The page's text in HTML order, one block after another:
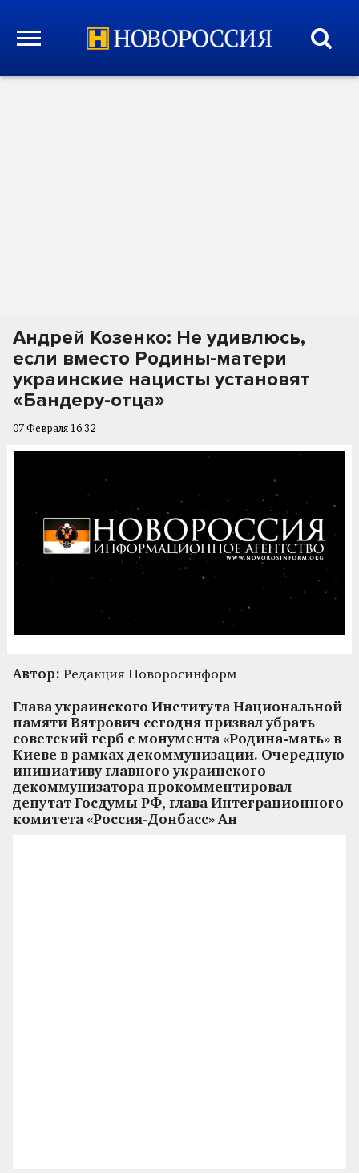
Андрей Козенко: Не удивлюсь,
если вместо Родины-матери
украинские нацисты установят
«Бандеру-отца»
07 Февраля 16:32
Автор: Редакция Новоросинформ
Глава украинского Института Национальной
памяти Вятрович сегодня призвал убрать
советский герб с монумента «Родина-мать» в
Киеве в рамках декоммунизации. Очередную
инициативу главного украинского
декоммунизатора прокомментировал
депутат Госдумы РФ, глава Интеграционного
комитета «Россия-Донбасс» Ан